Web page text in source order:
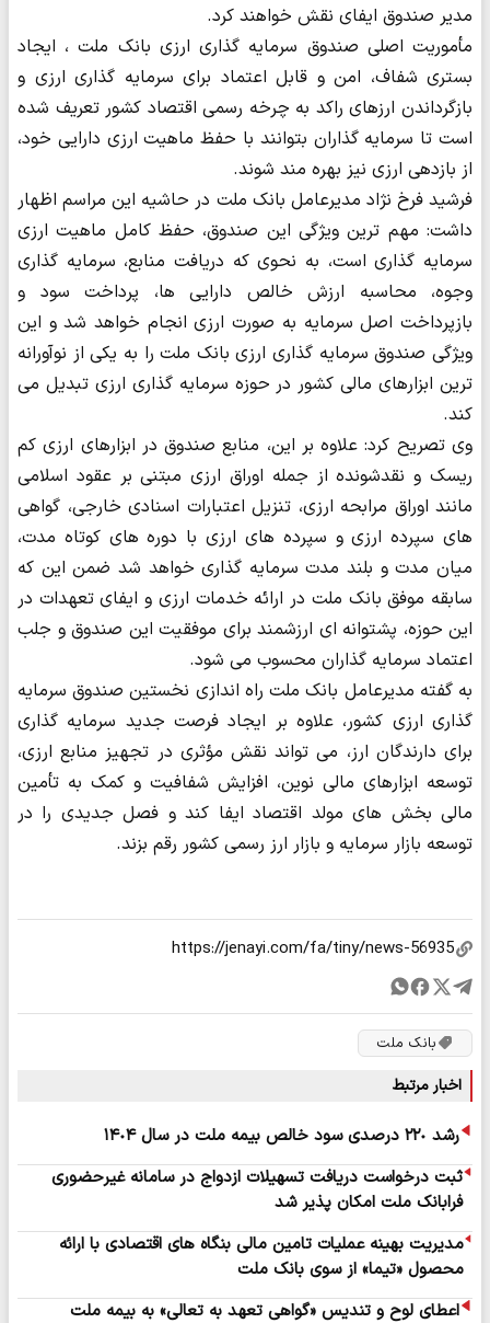
مدیر صندوق ایفای نقش خواهند کرد.
مأموریت اصلی صندوق سرمایه گذاری ارزی بانک ملت ، ایجاد
بستری شفاف، امن و قابل اعتماد برای سرمایه گذاری ارزی و
بازگرداندن ارزهای راکد به چرخه رسمی اقتصاد کشور تعریف شده
است تا سرمایه گذاران بتوانند با حفظ ماهیت ارزی دارایی خود،
از بازدهی ارزی نیز بهره مند شوند.
فرشید فرخ نژاد مدیرعامل بانک ملت در حاشیه این مراسم اظهار
داشت: مهم ترین ویژگی این صندوق، حفظ کامل ماهیت ارزی
سرمایه گذاری است، به نحوی که دریافت منابع، سرمایه گذاری
وجوه، محاسبه ارزش خالص دارایی ها، پرداخت سود و
بازپرداخت اصل سرمایه به صورت ارزی انجام خواهد شد و این
ویژگی صندوق سرمایه گذاری ارزی بانک ملت را به یکی از نوآورانه
ترین ابزارهای مالی کشور در حوزه سرمایه گذاری ارزی تبدیل می
کند.
وی تصریح کرد: علاوه بر این، منابع صندوق در ابزارهای ارزی کم
ریسک و نقدشونده از جمله اوراق ارزی مبتنی بر عقود اسلامی
مانند اوراق مرابحه ارزی، تنزیل اعتبارات اسنادی خارجی، گواهی
های سپرده ارزی و سپرده های ارزی با دوره های کوتاه مدت،
میان مدت و بلند مدت سرمایه گذاری خواهد شد ضمن این که
سابقه موفق بانک ملت در ارائه خدمات ارزی و ایفای تعهدات در
این حوزه، پشتوانه ای ارزشمند برای موفقیت این صندوق و جلب
اعتماد سرمایه گذاران محسوب می شود.
به گفته مدیرعامل بانک ملت راه اندازی نخستین صندوق سرمایه
گذاری ارزی کشور، علاوه بر ایجاد فرصت جدید سرمایه گذاری
برای دارندگان ارز، می تواند نقش مؤثری در تجهیز منابع ارزی،
توسعه ابزارهای مالی نوین، افزایش شفافیت و کمک به تأمین
مالی بخش های مولد اقتصاد ایفا کند و فصل جدیدی را در
توسعه بازار سرمایه و بازار ارز رسمی کشور رقم بزند.
بانک ملت
اخبار مرتبط
رشد ۲۲٠ درصدی سود خالص بیمه ملت در سال ۱۴٠۴
ثبت درخواست دریافت تسهیلات ازدواج در سامانه غیرحضوری
فرابانک ملت امکان پذیر شد
مدیریت بهینه عملیات تامین مالی بنگاه های اقتصادی با ارائه
محصول «تیما» از سوی بانک ملت
اعطای لوح و تندیس «گواهی تعهد به تعالی» به بیمه ملت